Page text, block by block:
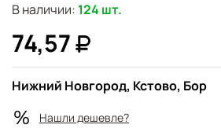
В наличии: 124 шт.
74,57
Нижний Новгород, Кстово, Бор
Нашли дешевле?